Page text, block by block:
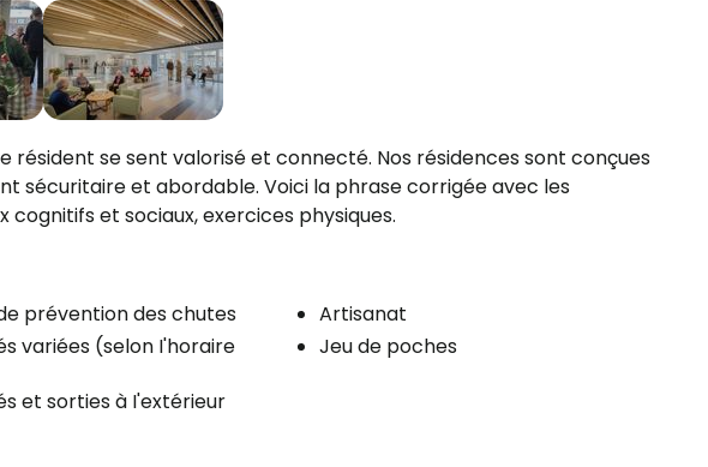
résident se sent valorisé et connecté. Nos résidences sont conçues
sécuritaire et abordable. Voici la phrase corrigée avec les
et sociaux, exercices physiques.
prévention des chutes
variées (selon I'horaire
et sorties à I'extérieur
Artisanat
Jeu de poches